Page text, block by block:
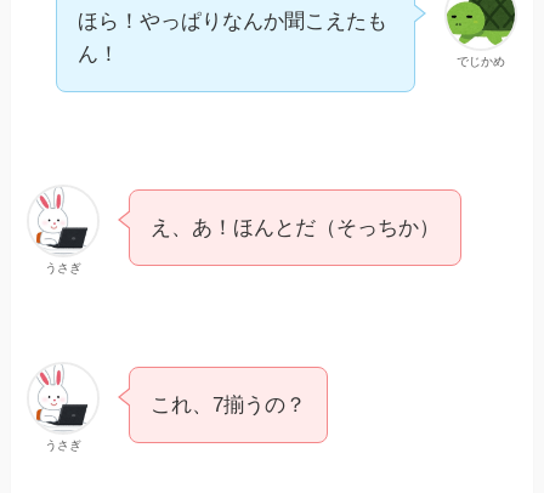
でじかめ
ほら！やっぱりなんか聞こえたも
ん！
うさぎ
え、あ！ほんとだ（そっちか）
うさぎ
これ、7揃うの？